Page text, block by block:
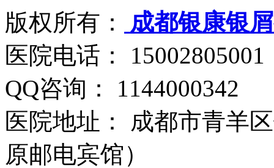
版权所有：
成都银康银
医院电话： 15002805001
QQ咨询： 1144000342
医院地址： 成都市青羊
原邮电宾馆）